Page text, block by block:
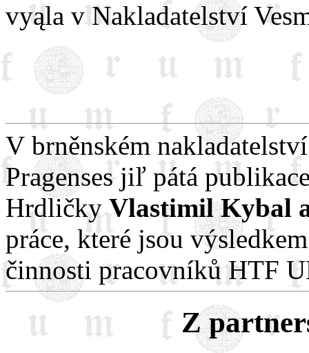
vyąla v Nakladatelství
V brněnském
Pragenses jiľ pátá
HrdličkyVlastimil Kybal
práce, které jsou
činnosti pracovníků HTF
Z